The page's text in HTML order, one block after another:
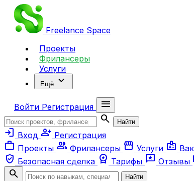
Freelance Space
Проекты
Фрилансеры
Услуги
Ещё expand_more
Войти Регистрация
menu
search
Найти
login Вход person_add Регистрация
work Проекты group Фрилансеры storefront Услуги badge
verified_user Безопасная сделка workspace_premium Тарифы reviews Отзывы
search Найти